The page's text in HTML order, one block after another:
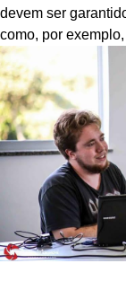
devem ser
como, por